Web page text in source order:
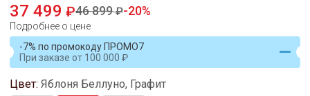
37 499 46 899 20
Подробнее о цене
-7% по промокоду ПРОМО7
При заказе от 100 000
Цвет: Яблоня Беллуно, Графит